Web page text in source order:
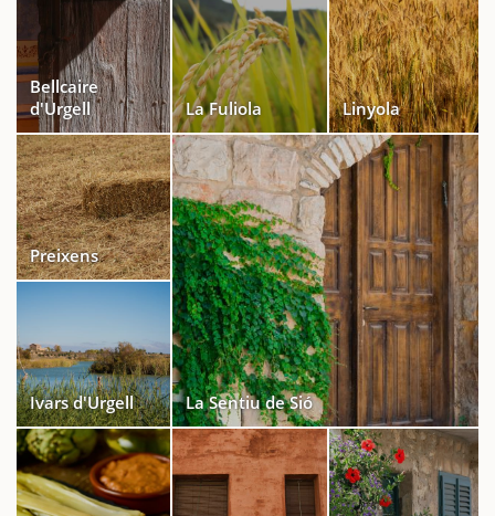
Bellcaire
d'Urgell
La Fuliola Linyola
Preixens
Ivars d'Urgell La Sentiu de Sió